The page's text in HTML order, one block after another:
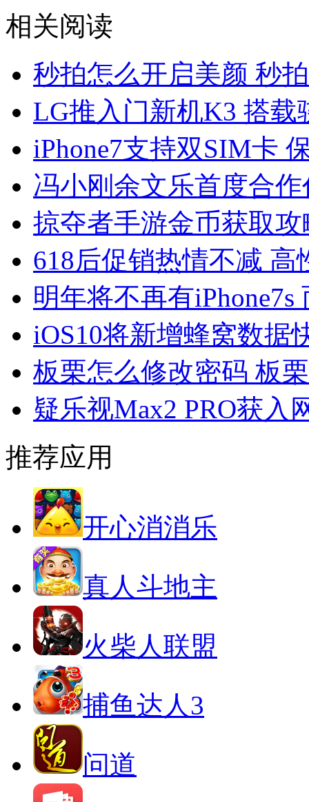
相关阅读
秒拍怎么开启美颜 秒
LG推入门新机K3 搭载
iPhone7支持双SIM卡
冯小刚余文乐首度合
掠夺者手游金币获取攻
618后促销热情不减 高
明年将不再有iPhone7s
iOS10将新增蜂窝数据
板栗怎么修改密码 板
疑乐视Max2 PRO获入
推荐应用
开心消消乐
真人斗地主
火柴人联盟
捕鱼达人3
问道